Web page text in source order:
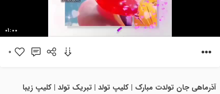
پخش
01:00
0
آذرماهی جان تولدت مبارک | کلیپ تولد | تبریک تولد | کلیپ زیبا